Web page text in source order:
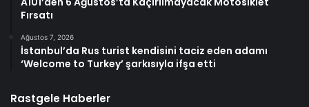
Fırsatı
Ağustos 7, 2026
İstanbul’da Rus turist kendisini taciz eden adamı
‘Welcome to Turkey’ şarkısıyla ifşa etti
Rastgele Haberler